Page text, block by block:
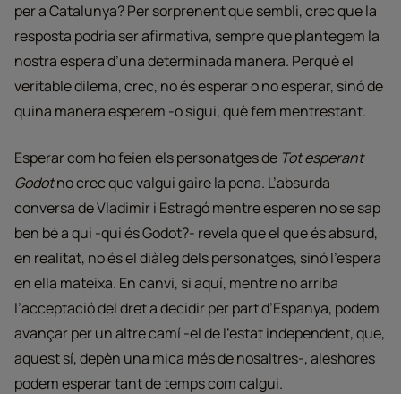
per a Catalunya? Per sorprenent que sembli, crec que la
resposta podria ser afirmativa, sempre que plantegem la
nostra espera d’una determinada manera. Perquè el
veritable dilema, crec, no és esperar o no esperar, sinó de
quina manera esperem -o sigui, què fem mentrestant.
Esperar com ho feien els personatges de Tot esperant
Godotno crec que valgui gaire la pena. L’absurda
conversa de Vladimir i Estragó mentre esperen no se sap
ben bé a qui -qui és Godot?- revela que el que és absurd,
en realitat, no és el diàleg dels personatges, sinó l’espera
en ella mateixa. En canvi, si aquí, mentre no arriba
l’acceptació del dret a decidir per part d’Espanya, podem
avançar per un altre camí -el de l’estat independent, que,
aquest sí, depèn una mica més de nosaltres-, aleshores
podem esperar tant de temps com calgui.